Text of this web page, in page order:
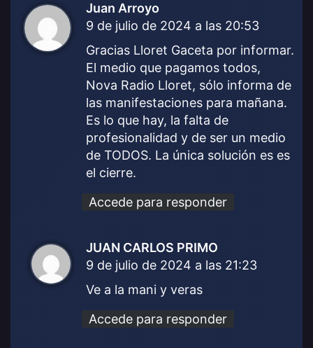
Juan Arroyo
i
c
:
9 de julio de 2024 a las 20:53
Gracias Lloret Gaceta por informar.
El medio que pagamos todos,
Nova Radio Lloret, sólo informa de
las manifestaciones para mañana.
Es lo que hay, la falta de
profesionalidad y de ser un medio
de TODOS. La única solución es es
el cierre.
Accede para responder
JUAN CARLOS PRIMO
i
:
9 de julio de 2024 a las 21:23
Ve a la mani y veras
Accede para responder